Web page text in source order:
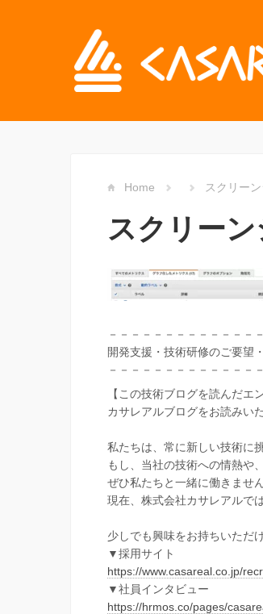
Home スクリー
スクリー
－－－－－－－－－－－－－
開発支援・技術研修のご要望
－－－－－－－－－－－－－
【この技術ブログを読んだエ
カサレアルブログをお読みい
私たちは、常に新しい技術に
もし、当社の技術への情熱や
ぜひ私たちと一緒に働きませ
現在、株式会社カサレアルで
少しでも興味をお持ちいただ
▼採用サイト
https://www.casareal.co.jp/
▼社員インタビュー
https://hrmos.co/pages/